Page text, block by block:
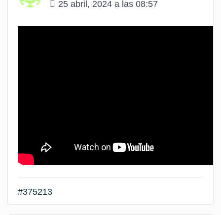
25 abril, 2024 a las 08:57
#375213